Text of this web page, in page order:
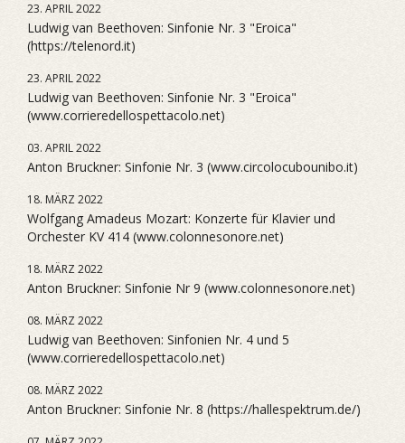
23. APRIL 2022
Ludwig van Beethoven: Sinfonie Nr. 3 "Eroica"
(https://telenord.it)
23. APRIL 2022
Ludwig van Beethoven: Sinfonie Nr. 3 "Eroica"
(www.corrieredellospettacolo.net)
03. APRIL 2022
Anton Bruckner: Sinfonie Nr. 3 (www.circolocubounibo.it)
18. MÄRZ 2022
Wolfgang Amadeus Mozart: Konzerte für Klavier und
Orchester KV 414 (www.colonnesonore.net)
18. MÄRZ 2022
Anton Bruckner: Sinfonie Nr 9 (www.colonnesonore.net)
08. MÄRZ 2022
Ludwig van Beethoven: Sinfonien Nr. 4 und 5
(www.corrieredellospettacolo.net)
08. MÄRZ 2022
Anton Bruckner: Sinfonie Nr. 8 (https://hallespektrum.de/)